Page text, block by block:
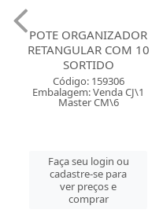
POTE ORGANIZADOR
RETANGULAR COM 10
SORTIDO
Código: 159306
Embalagem: Venda CJ\1
Master CM\6
Faça seu login ou
cadastre-se para
ver preços e
comprar